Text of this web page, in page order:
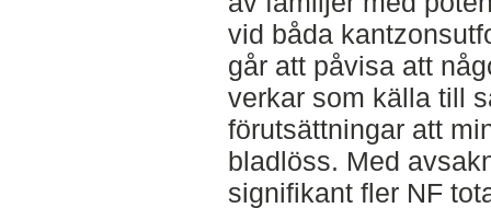
vid båda
går att påvisa att
verkar som källa till
förutsättningar att
bladlöss. Med
signifikant fler NF